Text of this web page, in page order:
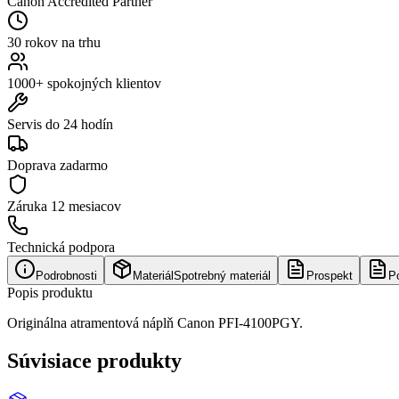
30 rokov na trhu
1000+ spokojných klientov
Servis do 24 hodín
Doprava zadarmo
Záruka 12 mesiacov
Technická podpora
Podrobnosti Materiál Spotrebný materiál Prospekt
Popis produktu
Originálna atramentová náplň Canon PFI-4100PGY.
Súvisiace produkty